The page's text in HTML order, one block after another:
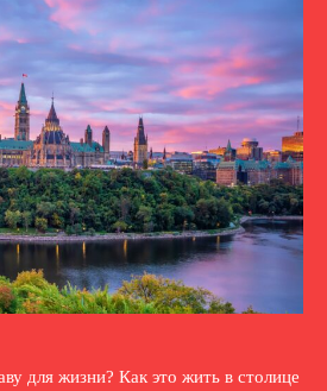
для жизни? Как это жить в столице